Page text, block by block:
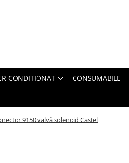
CONDITIONAT CONSUMABILE
9150 valvă solenoid Castel